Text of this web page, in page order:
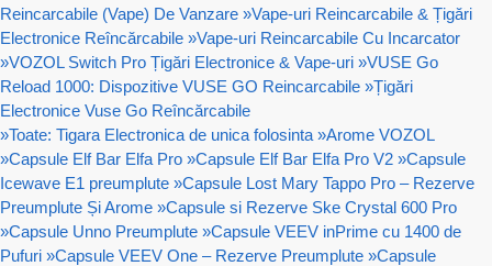
Reincarcabile (Vape) De Vanzare »Vape-uri Reincarcabile & Țigări
Electronice Reîncărcabile »Vape-uri Reincarcabile Cu Incarcator
»VOZOL Switch Pro Țigări Electronice & Vape-uri »VUSE Go
Reload 1000: Dispozitive VUSE GO Reincarcabile »Țigări
Electronice Vuse Go Reîncărcabile
»Toate: Tigara Electronica de unica folosinta »Arome VOZOL
»Capsule Elf Bar Elfa Pro »Capsule Elf Bar Elfa Pro V2 »Capsule
Icewave E1 preumplute »Capsule Lost Mary Tappo Pro – Rezerve
Preumplute Și Arome »Capsule si Rezerve Ske Crystal 600 Pro
»Capsule Unno Preumplute »Capsule VEEV inPrime cu 1400 de
Pufuri »Capsule VEEV One – Rezerve Preumplute »Capsule